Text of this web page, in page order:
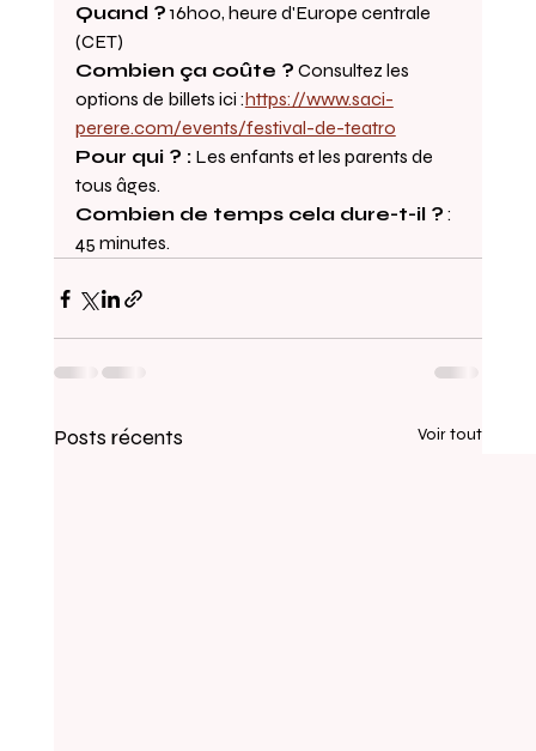
Quand ? 16h00, heure d'Europe centrale
(CET)
Combien ça coûte ? Consultez les
options de billets ici :https://www.saci-
perere.com/events/festival-de-teatro
Pour qui ? : Les enfants et les parents de
tous âges.
Combien de temps cela dure-t-il ? :
45 minutes.
Posts récents Voir tout